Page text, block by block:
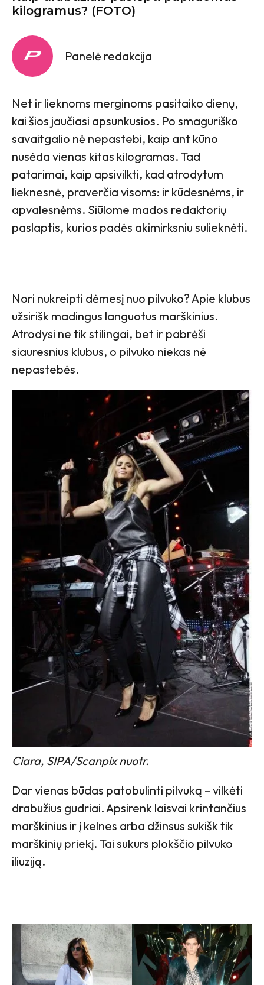
kilogramus? (FOTO)
Panelė redakcija
Net ir lieknoms merginoms pasitaiko dienų,
kai šios jaučiasi apsunkusios. Po smaguriško
savaitgalio nė nepastebi, kaip ant kūno
nusėda vienas kitas kilogramas. Tad
patarimai, kaip apsivilkti, kad atrodytum
lieknesnė, praverčia visoms: ir kūdesnėms, ir
apvalesnėms. Siūlome mados redaktorių
paslaptis, kurios padės akimirksniu sulieknėti.
Nori nukreipti dėmesį nuo pilvuko? Apie klubus
užsirišk madingus languotus marškinius.
Atrodysi ne tik stilingai, bet ir pabrėši
siauresnius klubus, o pilvuko niekas nė
nepastebės.
Ciara, SIPA/Scanpix nuotr.
Dar vienas būdas patobulinti pilvuką – vilkėti
drabužius gudriai. Apsirenk laisvai krintančius
marškinius ir į kelnes arba džinsus sukišk tik
marškinių priekį. Tai sukurs plokščio pilvuko
iliuziją.